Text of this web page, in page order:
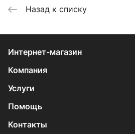
Назад к списку
Интернет-магазин
Компания
Услуги
Помощь
Контакты